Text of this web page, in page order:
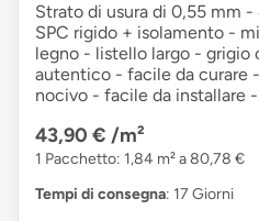
Strato di usura di 0,55 mm
SPC rigido + isolamento -
legno - listello largo - grigio
autentico - facile da curare
nocivo - facile da installare
43,90 € /m²
1 Pacchetto: 1,84 m² a 80,78 €
Tempi di consegna: 17 Giorni